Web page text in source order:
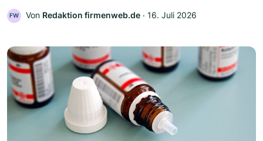
FW Von Redaktion firmenweb.de ‧ 16. Juli 2026